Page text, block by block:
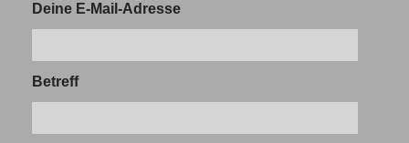
Deine E-Mail-Adresse
Betreff